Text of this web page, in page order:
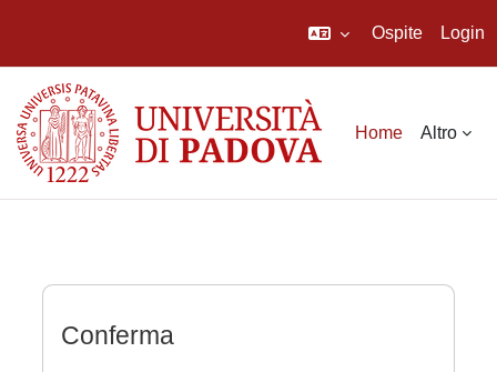
Ospite Login
Home Altro
Conferma